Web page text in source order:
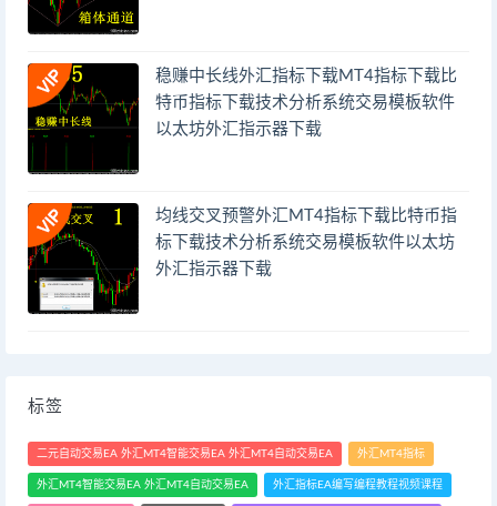
稳赚中长线外汇指标下载MT4指标下载比
特币指标下载技术分析系统交易模板软件
以太坊外汇指示器下载
均线交叉预警外汇MT4指标下载比特币指
标下载技术分析系统交易模板软件以太坊
外汇指示器下载
标签
二元自动交易EA 外汇MT4智能交易EA 外汇MT4自动交易EA 外汇MT4指标
外汇MT4智能交易EA 外汇MT4自动交易EA 外汇指标EA编写编程教程视频课程